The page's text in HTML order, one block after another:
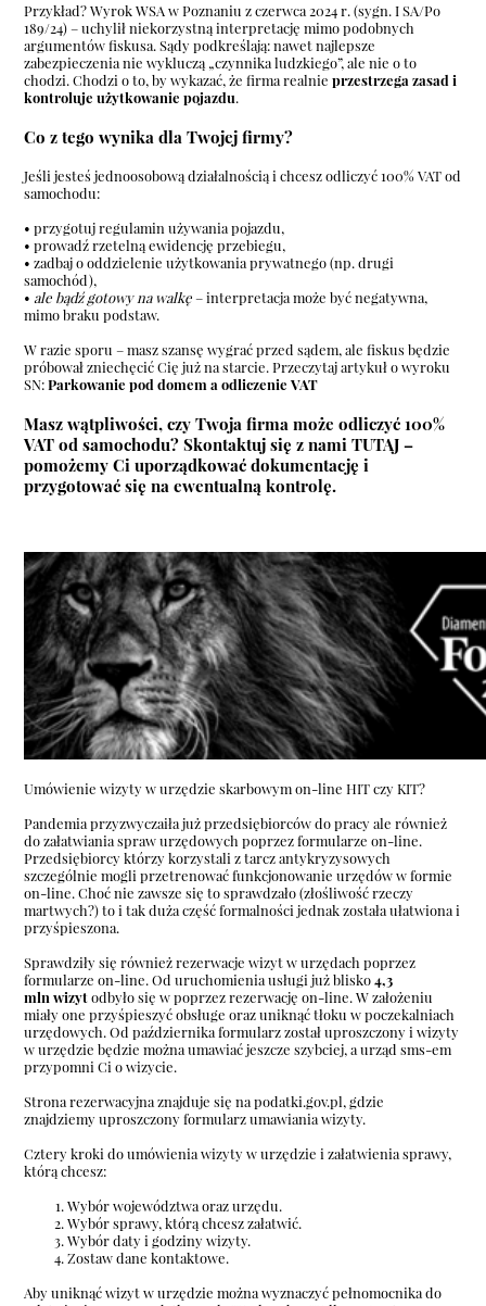
Przykład? Wyrok WSA w Poznaniu z czerwca 2024 r. (sygn. I SA/Po
189/24) – uchylił niekorzystną interpretację mimo podobnych
argumentów fiskusa. Sądy podkreślają: nawet najlepsze
zabezpieczenia nie wykluczą „czynnika ludzkiego”, ale nie o to
chodzi. Chodzi o to, by wykazać, że firma realnieprzestrzega zasad i
kontroluje użytkowanie pojazdu.
Co z tego wynika dla Twojej firmy?
Jeśli jesteś jednoosobową działalnością i chcesz odliczyć 100% VAT od
samochodu:
• przygotuj regulamin używania pojazdu,
• prowadź rzetelną ewidencję przebiegu,
• zadbaj o oddzielenie użytkowania prywatnego (np. drugi
samochód),
• ale bądź gotowy na walkę– interpretacja może być negatywna,
mimo braku podstaw.
W razie sporu – masz szansę wygrać przed sądem, ale fiskus będzie
próbował zniechęcić Cię już na starcie. Przeczytaj artykuł o wyroku
SN:Parkowanie pod domem a odliczenie VAT
Masz wątpliwości, czy Twoja firma może odliczyć 100%
VAT od samochodu? Skontaktuj się z nami TUTAJ –
pomożemy Ci uporządkować dokumentację i
przygotować się na ewentualną kontrolę.
Umówienie wizyty w urzędzie skarbowym on-line HIT czy KIT?
Pandemia przyzwyczaiła już przedsiębiorców do pracy ale również
do załatwiania spraw urzędowych poprzez formularze on-line.
Przedsiębiorcy którzy korzystali z tarcz antykryzysowych
szczególnie mogli przetrenować funkcjonowanie urzędów w formie
on-line. Choć nie zawsze się to sprawdzało (złośliwość rzeczy
martwych?) to i tak duża część formalności jednak została ułatwiona i
przyśpieszona.
Sprawdziły się również rezerwacje wizyt w urzędach poprzez
formularze on-line. Od uruchomienia usługi już blisko4,3
mln wizytodbyło się w poprzez rezerwację on-line. W założeniu
miały one przyśpieszyć obsługe oraz uniknąć tłoku w poczekalniach
urzędowych. Od października formularz został uproszczony i wizyty
w urzędzie będzie można umawiać jeszcze szybciej, a urząd sms-em
przypomni Ci o wizycie.
Strona rezerwacyjna znajduje się na podatki.gov.pl, gdzie
znajdziemyuproszczony formularz umawiania wizyty.
Cztery kroki do umówienia wizyty w urzędzie i załatwienia sprawy,
którą chcesz:
Wybór województwa oraz urzędu.
Wybór sprawy, którą chcesz załatwić.
Wybór daty i godziny wizyty.
Zostaw dane kontaktowe.
Aby uniknąć wizyt w urzędzie można wyznaczyć pełnomocnika do